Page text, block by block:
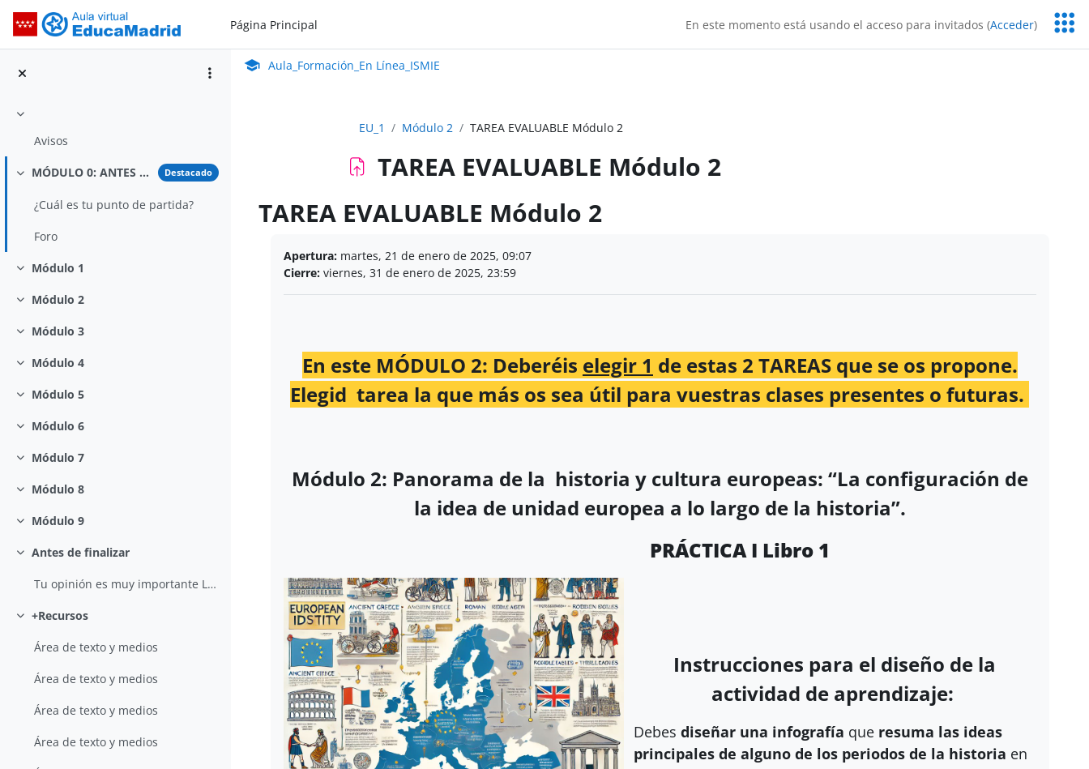
Aula_Formación_En Línea_ISMIEPágina Principal En este momento está usando el acceso para invitados (Acceder)
Colapsar
Avisos
Colapsar MÓDULO 0: ANTES DE EMPEZAR Destacado
¿Cuál es tu punto de partida?
Foro
Colapsar
Módulo 1
Colapsar
Módulo 2
Colapsar
Módulo 3
Colapsar
Módulo 4
Colapsar
Módulo 5
Colapsar
Módulo 6
Colapsar
Módulo 7
Colapsar
Módulo 8
Colapsar
Módulo 9
Colapsar
Antes de finalizar
Tu opinión es muy importante Llegamos al final del...
Colapsar
+Recursos
Área de texto y medios
Área de texto y medios
Área de texto y medios
Área de texto y medios
Aula Virtual de EducaMadrid:
Aula_Formación_En Línea_ISMIE
EU_1 Módulo 2 TAREA EVALUABLE Módulo 2
TAREA EVALUABLE Módulo 2
TAREA EVALUABLE Módulo 2
Apertura: martes, 21 de enero de 2025, 09:07
Cierre: viernes, 31 de enero de 2025, 23:59
En este MÓDULO 2: Deberéis elegir 1 de estas 2 TAREAS que se os propone.
Elegid tarea la que más os sea útil para vuestras clases presentes o futuras.
Módulo 2: Panorama de la historia y cultura europeas: “La configuración de
la idea de unidad europea a lo largo de la historia”.
PRÁCTICA I Libro 1
Instrucciones para el diseño de la
actividad de aprendizaje:
Debesdiseñar una infografía que resuma las ideas
principales de alguno de los periodos de la historia en